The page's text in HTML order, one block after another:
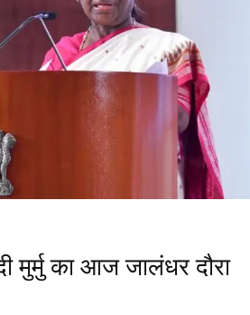
मुर्मु का आज जालंधर दौरा